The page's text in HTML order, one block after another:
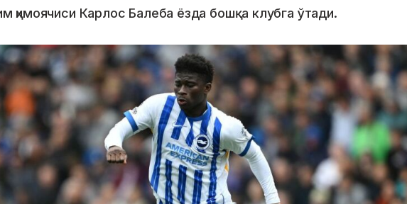
ҳимоячиси Карлос Балеба ёзда бошқа клубга ўтади.